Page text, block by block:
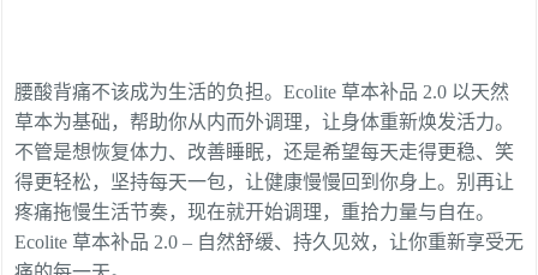
腰酸背痛不该成为生活的负担。Ecolite 草本补品 2.0 以天然
草本为基础，帮助你从内而外调理，让身体重新焕发活力。
不管是想恢复体力、改善睡眠，还是希望每天走得更稳、笑
得更轻松，坚持每天一包，让健康慢慢回到你身上。别再让
疼痛拖慢生活节奏，现在就开始调理，重拾力量与自在。
Ecolite 草本补品 2.0 – 自然舒缓、持久见效，让你重新享受无